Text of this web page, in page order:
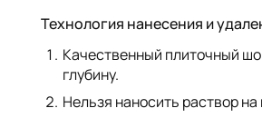
Технология нанесения и
Качественный плиточный
глубину.
Нельзя наносить раствор